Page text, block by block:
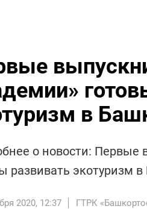
в
о новости: Первые
развивать экотуризм
2020, 12:37 ГТРК